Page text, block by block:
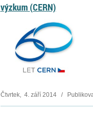
výzkum (CERN)
Čtvrtek, 4. září 2014 /